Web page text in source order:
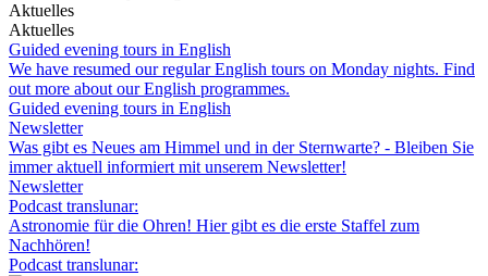
Aktuelles
Aktuelles
Guided evening tours in English
We have resumed our regular English tours on Monday nights. Find
out more about our English programmes.
Guided evening tours in English
Newsletter
Was gibt es Neues am Himmel und in der Sternwarte? - Bleiben Sie
immer aktuell informiert mit unserem Newsletter!
Newsletter
Podcast translunar:
Astronomie für die Ohren! Hier gibt es die erste Staffel zum
Nachhören!
Podcast translunar: